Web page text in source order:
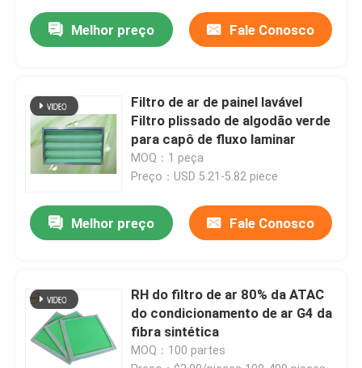
Melhor preço Fale Conosco
Filtro de ar de painel lavável
Filtro plissado de algodão verde
para capô de fluxo laminar
MOQ：1 peça
Preço：USD 5.21-5.82 piece
Melhor preço Fale Conosco
RH do filtro de ar 80% da ATAC
do condicionamento de ar G4 da
fibra sintética
MOQ：100 partes